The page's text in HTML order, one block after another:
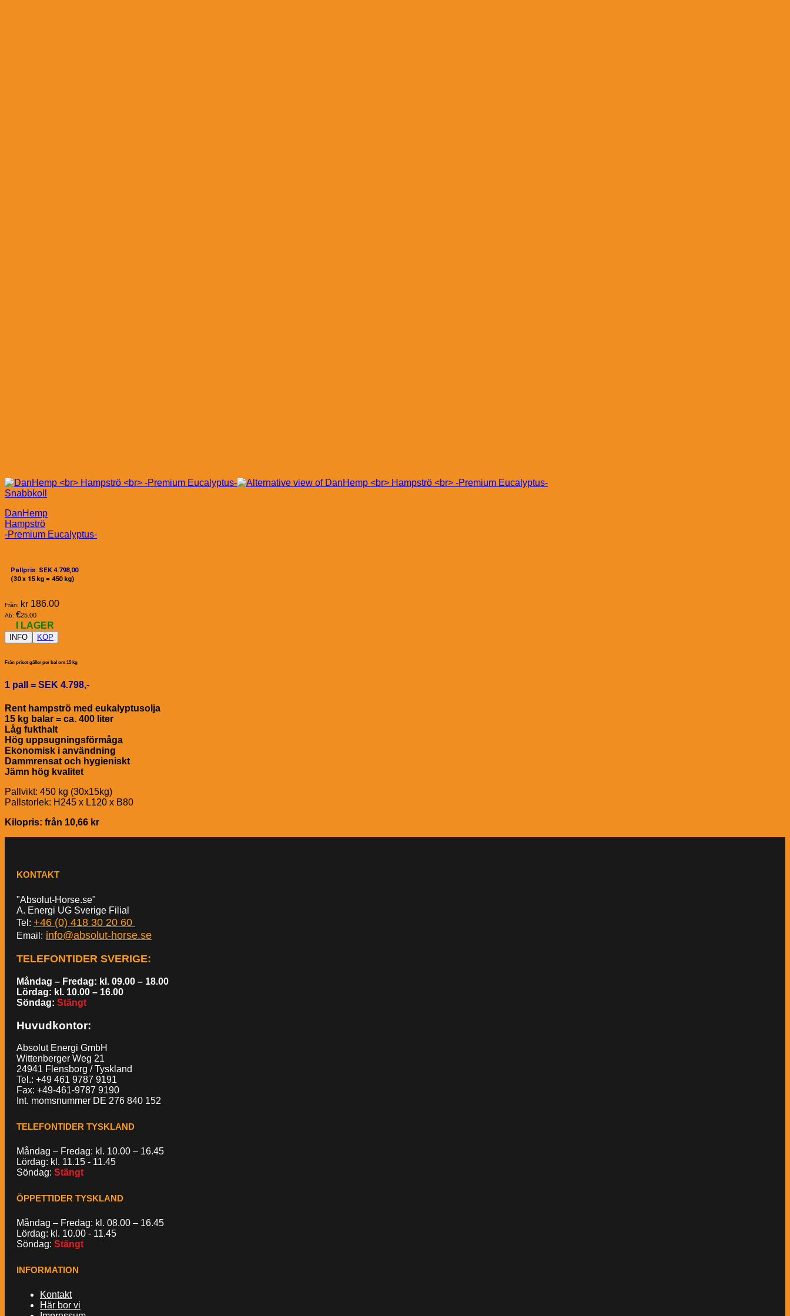
Snabbkoll
DanHemp
Hampströ
-Premium Eucalyptus-
Pallpris: SEK 4.798,00
(30 x 15 kg = 450 kg)
Från: kr 186.00
Ab: €25.00
I LAGER
INFO KÖP
Från priset gäller per bal om 15 kg
1 pall = SEK 4.798,-
Rent hampströ med eukalyptusolja
15 kg balar = ca. 400 liter
Låg fukthalt
Hög uppsugningsförmåga
Ekonomisk i användning
Dammrensat och hygieniskt
Jämn hög kvalitet
Pallvikt: 450 kg (30x15kg)
Pallstorlek: H245 x L120 x B80
Kilopris: från 10,66 kr
KONTAKT
"Absolut-Horse.se"
A. Energi UG Sverige Filial
Tel: +46 (0) 418 30 20 60
Email: info@absolut-horse.se
TELEFONTIDER SVERIGE:
Måndag – Fredag: kl. 09.00 – 18.00
Lördag: kl. 10.00 – 16.00
Söndag: Stängt
Huvudkontor:
Absolut Energi GmbH
Wittenberger Weg 21
24941 Flensborg / Tyskland
Tel.: +49 461 9787 9191
Fax: +49-461-9787 9190
Int. momsnummer DE 276 840 152
TELEFONTIDER TYSKLAND
Måndag – Fredag: kl. 10.00 – 16.45
Lördag: kl. 11.15 - 11.45
Söndag: Stängt
ÖPPETTIDER TYSKLAND
Måndag – Fredag: kl. 08.00 – 16.45
Lördag: kl. 10.00 - 11.45
Söndag: Stängt
INFORMATION
Kontakt
Här bor vi